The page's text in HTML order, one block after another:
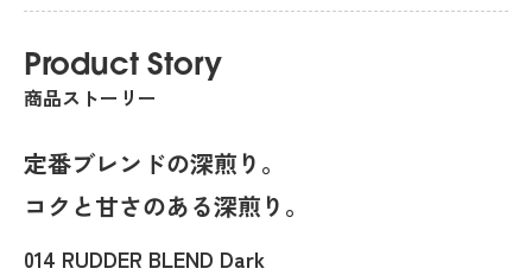
Product Story
商品ストーリー
定番ブレンドの深煎り。
コクと甘さのある深煎り。
014 RUDDER BLEND Dark